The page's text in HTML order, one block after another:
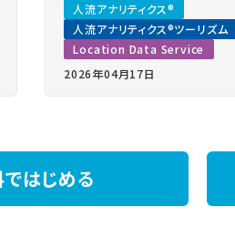
人流アナリティクス®
人流アナリティクス®ツーリズム
Location Data Service
2026年04月17日
はじめる